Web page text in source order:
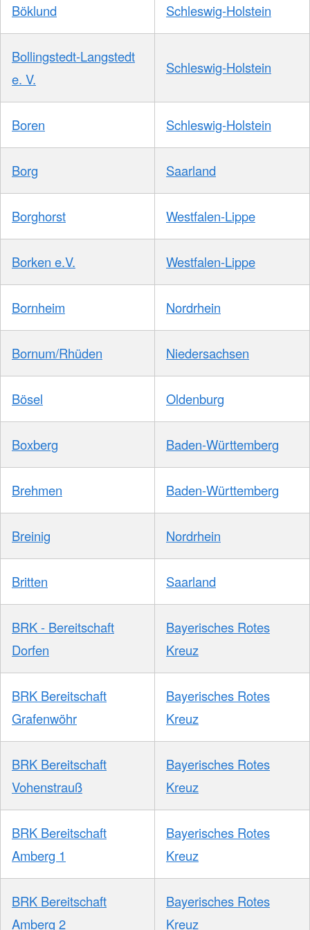
Böklund Schleswig-Holstein
Bollingstedt-Langstedt
e. V.
Schleswig-Holstein
Boren Schleswig-Holstein
Borg Saarland
Borghorst Westfalen-Lippe
Borken e.V. Westfalen-Lippe
Bornheim Nordrhein
Bornum/Rhüden Niedersachsen
Bösel Oldenburg
Boxberg Baden-Württemberg
Brehmen Baden-Württemberg
Breinig Nordrhein
Britten Saarland
BRK - Bereitschaft
Dorfen
Bayerisches Rotes
Kreuz
BRK Bereitschaft
Grafenwöhr
Bayerisches Rotes
Kreuz
BRK Bereitschaft
Vohenstrauß
Bayerisches Rotes
Kreuz
BRK Bereitschaft
Amberg 1
Bayerisches Rotes
Kreuz
BRK Bereitschaft
Amberg 2
Bayerisches Rotes
Kreuz